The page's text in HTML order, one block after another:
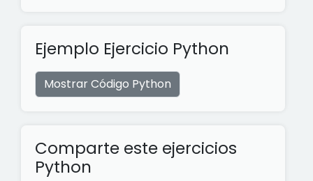
Ejemplo Ejercicio Python
Mostrar Código Python
Comparte este ejercicios
Python